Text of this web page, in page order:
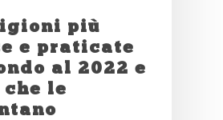
più
e praticate
al 2022 e
le